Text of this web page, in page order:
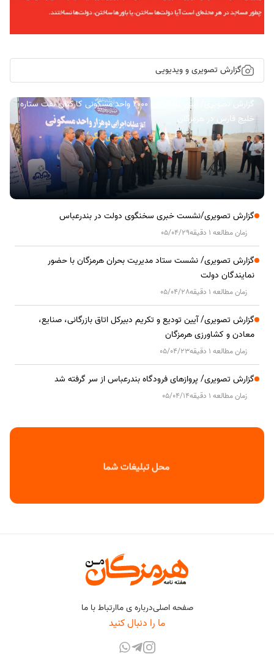
گزارش تصویری و ویدیویی
گزارش تصویری/ آیین کلنگ زنی ۲۰۰۰ واحد مسکونی کارکنان نفت ستاره
خلیج فارس در هرمزگان
گزارش تصویری/نشست خبری سخنگوی دولت در بندرعباس
زمان مطالعه 1 دقیقه 05/04/29
گزارش تصویری/ نشست ستاد مدیریت بحران هرمزگان با حضور
نمایندگان دولت
زمان مطالعه 1 دقیقه 05/04/28
گزارش تصویری/ آیین تودیع و تکریم دبیرکل اتاق بازرگانی، صنایع،
معادن و کشاورزی هرمزگان
زمان مطالعه 1 دقیقه 05/04/23
گزارش تصویری/ پروازهای فرودگاه بندرعباس از سر گرفته شد
زمان مطالعه 1 دقیقه 05/04/14
صفحه اصلیدرباره ی ماارتباط با ما
ما را دنبال کنید